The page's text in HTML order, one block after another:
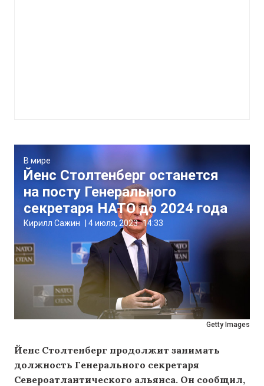
Getty Images
В мире
Йенс Столтенберг останется
на посту Генерального
секретаря НАТО до 2024 года
Кирилл Сажин 4 июля, 2023 14:33
Йенс Столтенберг продолжит занимать
должность Генерального секретаря
Североатлантического альянса. Он сообщил,